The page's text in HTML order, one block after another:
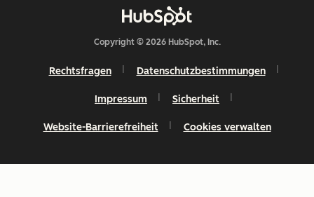
Copyright © 2026 HubSpot, Inc.
Rechtsfragen Datenschutzbestimmungen
Impressum Sicherheit
Website-Barrierefreiheit Cookies verwalten